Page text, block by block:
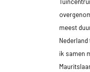
meest
ik samen